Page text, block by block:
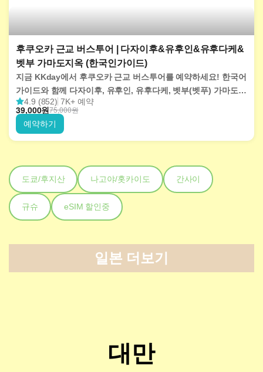
후쿠오카 근교 버스투어 | 다자이후&유후인&유후다케&
벳부 가마도지옥 (한국인가이드)
지금 KKday에서 후쿠오카 근교 버스투어를 예약하세요! 한국어
가이드와 함께 다자이후, 유후인, 유후다케, 벳부(벳푸) 가마도
지옥 등 명소를 하루동안 편안하게 방문해보세요!
4.9 (852) 7K+ 예약
원
39,000 원
75,000
예약하기
도쿄/후지산 나고야/홋카이도 간사이
규슈 eSIM 할인중
일본 더보기
대만